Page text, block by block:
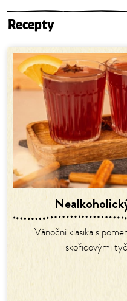
Recepty
Vánoční klasika s
skořicovými